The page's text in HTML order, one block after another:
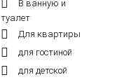
В ванную и
туалет
Для квартиры
для гостиной
для детской